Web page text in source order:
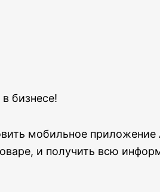
бизнесе!
мобильное приложение
и получить всю